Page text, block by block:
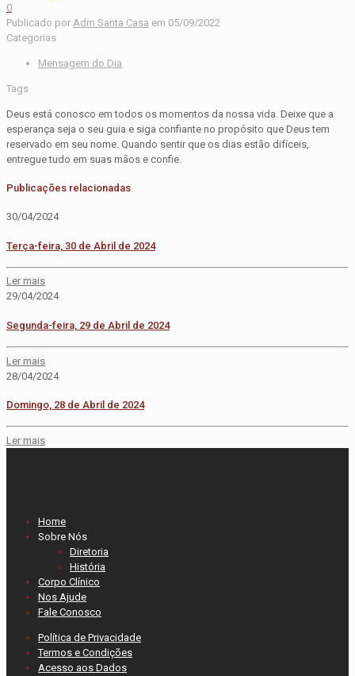
0
Publicado por Adm Santa Casa em 05/09/2022
Categorias
Mensagem do Dia
Tags
Deus está conosco em todos os momentos da nossa vida. Deixe que a
esperança seja o seu guia e siga confiante no propósito que Deus tem
reservado em seu nome. Quando sentir que os dias estão difíceis,
entregue tudo em suas mãos e confie.
Publicações relacionadas
30/04/2024
Terça-feira, 30 de Abril de 2024
Ler mais
29/04/2024
Segunda-feira, 29 de Abril de 2024
Ler mais
28/04/2024
Domingo, 28 de Abril de 2024
Ler mais
Home
Sobre Nós
Diretoria
História
Corpo Clínico
Nos Ajude
Fale Conosco
Política de Privacidade
Termos e Condições
Acesso aos Dados